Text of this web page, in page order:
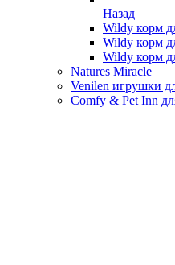
Назад
Wildy корм
Wildy корм
Wildy корм
Natures Miracle
Venilen игрушки
Comfy & Pet Inn